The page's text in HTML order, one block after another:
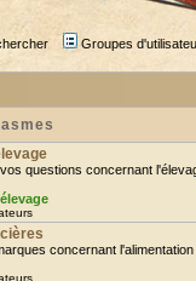
Groupes
questions concernant
concernant l'alimentation